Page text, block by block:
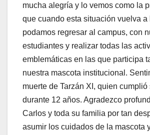
mucha alegría y lo vemos como la
que cuando esta situación vuelva a
podamos regresar al campus, con
estudiantes y realizar todas las
emblemáticas en las que participa
nuestra mascota institucional.
muerte de Tarzán XI, quien cumplió
durante 12 años. Agradezco
Carlos y toda su familia por tan
asumir los cuidados de la mascota